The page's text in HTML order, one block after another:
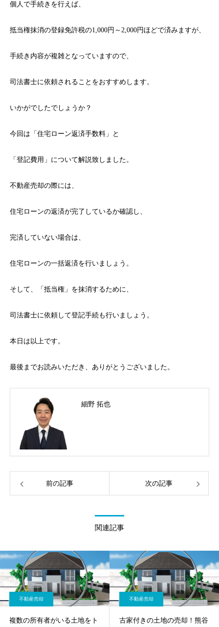
個人で手続きを行えば、
抵当権抹消の登録免許税の1,000円～2,000円ほどで済みますが、
手続き内容が複雑となっていますので、
司法書士に依頼されることをおすすめします。
いかがでしたでしょうか？
今回は「住宅ローン返済手数料」と
「登記費用」について解説致しました。
不動産売却の際には、
住宅ローンの返済が完了しているか確認し、
完済していない場合は、
住宅ローンの一括返済を行いましょう。
そして、「抵当権」を抹消するために、
司法書士に依頼して登記手続も行いましょう。
本日は以上です。
最後までお読みいただき、ありがとうございました。
細野 拓也
前の記事 次の記事
関連記事
不動産売却
複数の所有者がいる土地をト
不動産売却
古家付きの土地の売却！熊谷